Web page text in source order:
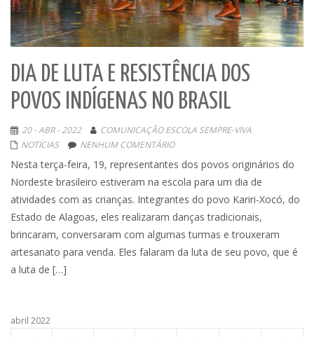
DIA DE LUTA E RESISTÊNCIA DOS
POVOS INDÍGENAS NO BRASIL
20 - ABR - 2022
COMUNICAÇÃO ESCOLA SEMPRE-VIVA
NOTÍCIAS
NENHUM COMENTÁRIO
Nesta terça-feira, 19, representantes dos povos originários do
Nordeste brasileiro estiveram na escola para um dia de
atividades com as crianças. Integrantes do povo Kariri-Xocó, do
Estado de Alagoas, eles realizaram danças tradicionais,
brincaram, conversaram com algumas turmas e trouxeram
artesanato para venda. Eles falaram da luta de seu povo, que é
a luta de […]
abril 2022